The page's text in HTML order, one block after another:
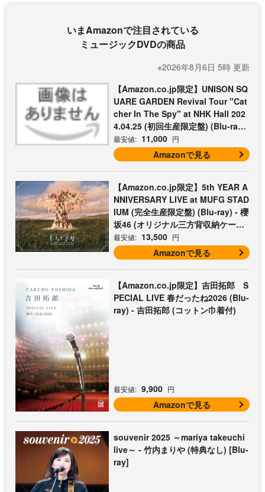
いまAmazonで注目されている
ミュージックDVDの商品
※2026年8月6日 5時 更新
【Amazon.co.jp限定】UNISON SQ
UARE GARDEN Revival Tour "Cat
cher In The Spy" at NHK Hall 202
4.04.25 (初回生産限定盤) (Blu-ray)
- UNISON SQUARE GARDEN (コッ
トン巾着付)
最安値: 11,000 円
Amazonで見る
【Amazon.co.jp限定】5th YEAR A
NNIVERSARY LIVE at MUFG STAD
IUM (完全生産限定盤) (Blu-ray) - 櫻
坂46 (オリジナル三方背収納ケース
付)
最安値: 13,500 円
Amazonで見る
【Amazon.co.jp限定】吉田拓郎 S
PECIAL LIVE 春だったね2026 (Blu-
ray) - 吉田拓郎 (コットン巾着付)
最安値: 9,900 円
Amazonで見る
souvenir 2025 ～mariya takeuchi
live～ - 竹内まりや (特典なし) [Blu-
ray]